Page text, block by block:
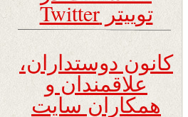
توییتر Twitter
کانون دوستداران،
علاقمندان و
همکاران سایت